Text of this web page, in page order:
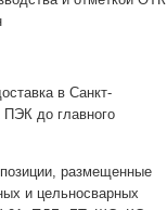
в Санкт-
ПЭК до главного
размещенные
и цельносварных